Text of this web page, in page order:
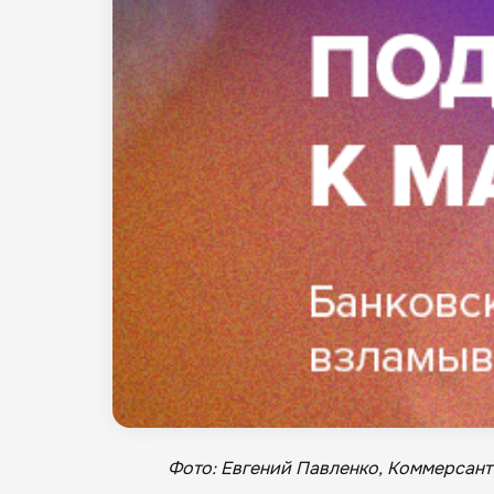
Фото: Евгений Павленко,